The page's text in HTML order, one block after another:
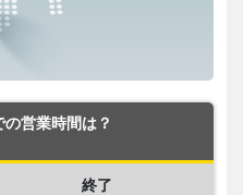
営業時間は？
終了